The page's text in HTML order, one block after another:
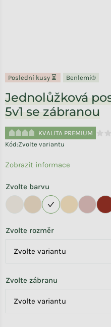
Poslední kusy ⏳ Benlemi®
Jednolůžková
5v1 se zábranou
KVALITA PREMIUM
Kód:Zvolte variantu
Zvolte barvu
Zvolte rozměr
Zvolte zábranu
Zobrazit informace